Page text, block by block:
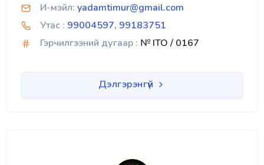
И-мэйл: yadamtimur@gmail.com
Утас : 99004597, 99183751
Гэрчилгээний дугаар : № ITO / 0167
Дэлгэрэнгүй